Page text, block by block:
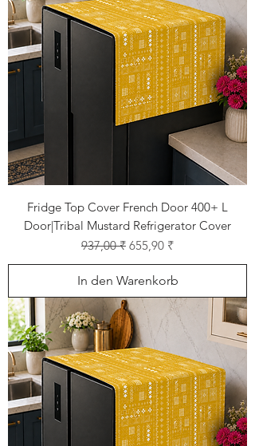
Fridge Top Cover French Door 400+ L
Door|Tribal Mustard Refrigerator Cover
Standardpreis
937,00 ₹ Sale-Preis
655,90 ₹
In den Warenkorb